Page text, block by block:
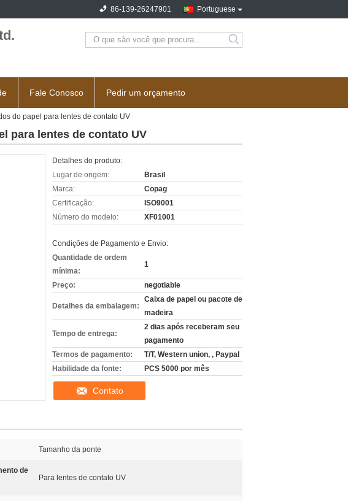
Portuguese
86-139-26247901
Fale Conosco Pedir um orçamento
do papel para lentes de contato UV
para lentes de contato UV
Detalhes do produto:
Lugar de origem:
Brasil
Marca:
Copag
Certificação:
ISO9001
Número do modelo:
XF01001
Condições de Pagamento e Envio:
Quantidade de ordem
mínima:
1
Preço: negotiable
Detalhes da embalagem:
Caixa de papel ou pacote de
madeira
Tempo de entrega:
2 dias após receberam seu
pagamento
Termos de pagamento:
T/T, Western union, , Paypal
Habilidade da fonte:
PCS 5000 por mês
Contato
Tamanho da ponte
de
Para lentes de contato UV